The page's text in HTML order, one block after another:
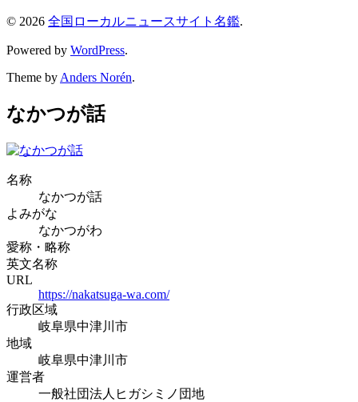
© 2026 全国ローカルニュースサイト名鑑.
Powered by WordPress.
Theme by Anders Norén.
なかつが話
名称
なかつが話
よみがな
なかつがわ
愛称・略称
英文名称
URL
https://nakatsuga-wa.com/
行政区域
岐阜県中津川市
地域
岐阜県中津川市
運営者
一般社団法人ヒガシミノ団地